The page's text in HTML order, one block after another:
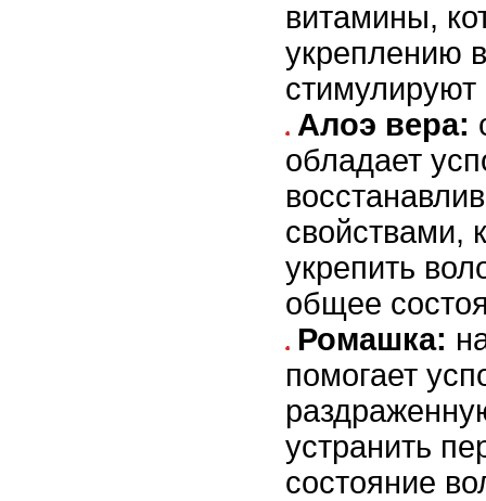
витамины,
укреплению
стимулируют
Алоэ вера:
обладает
свойствами,
укрепить
общее
Ромашка:
помогает
устранить
состояние